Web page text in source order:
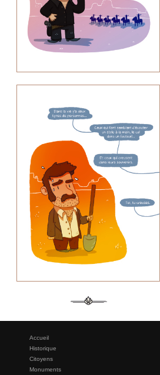
Accueil
Historique
Citoyens
Monuments